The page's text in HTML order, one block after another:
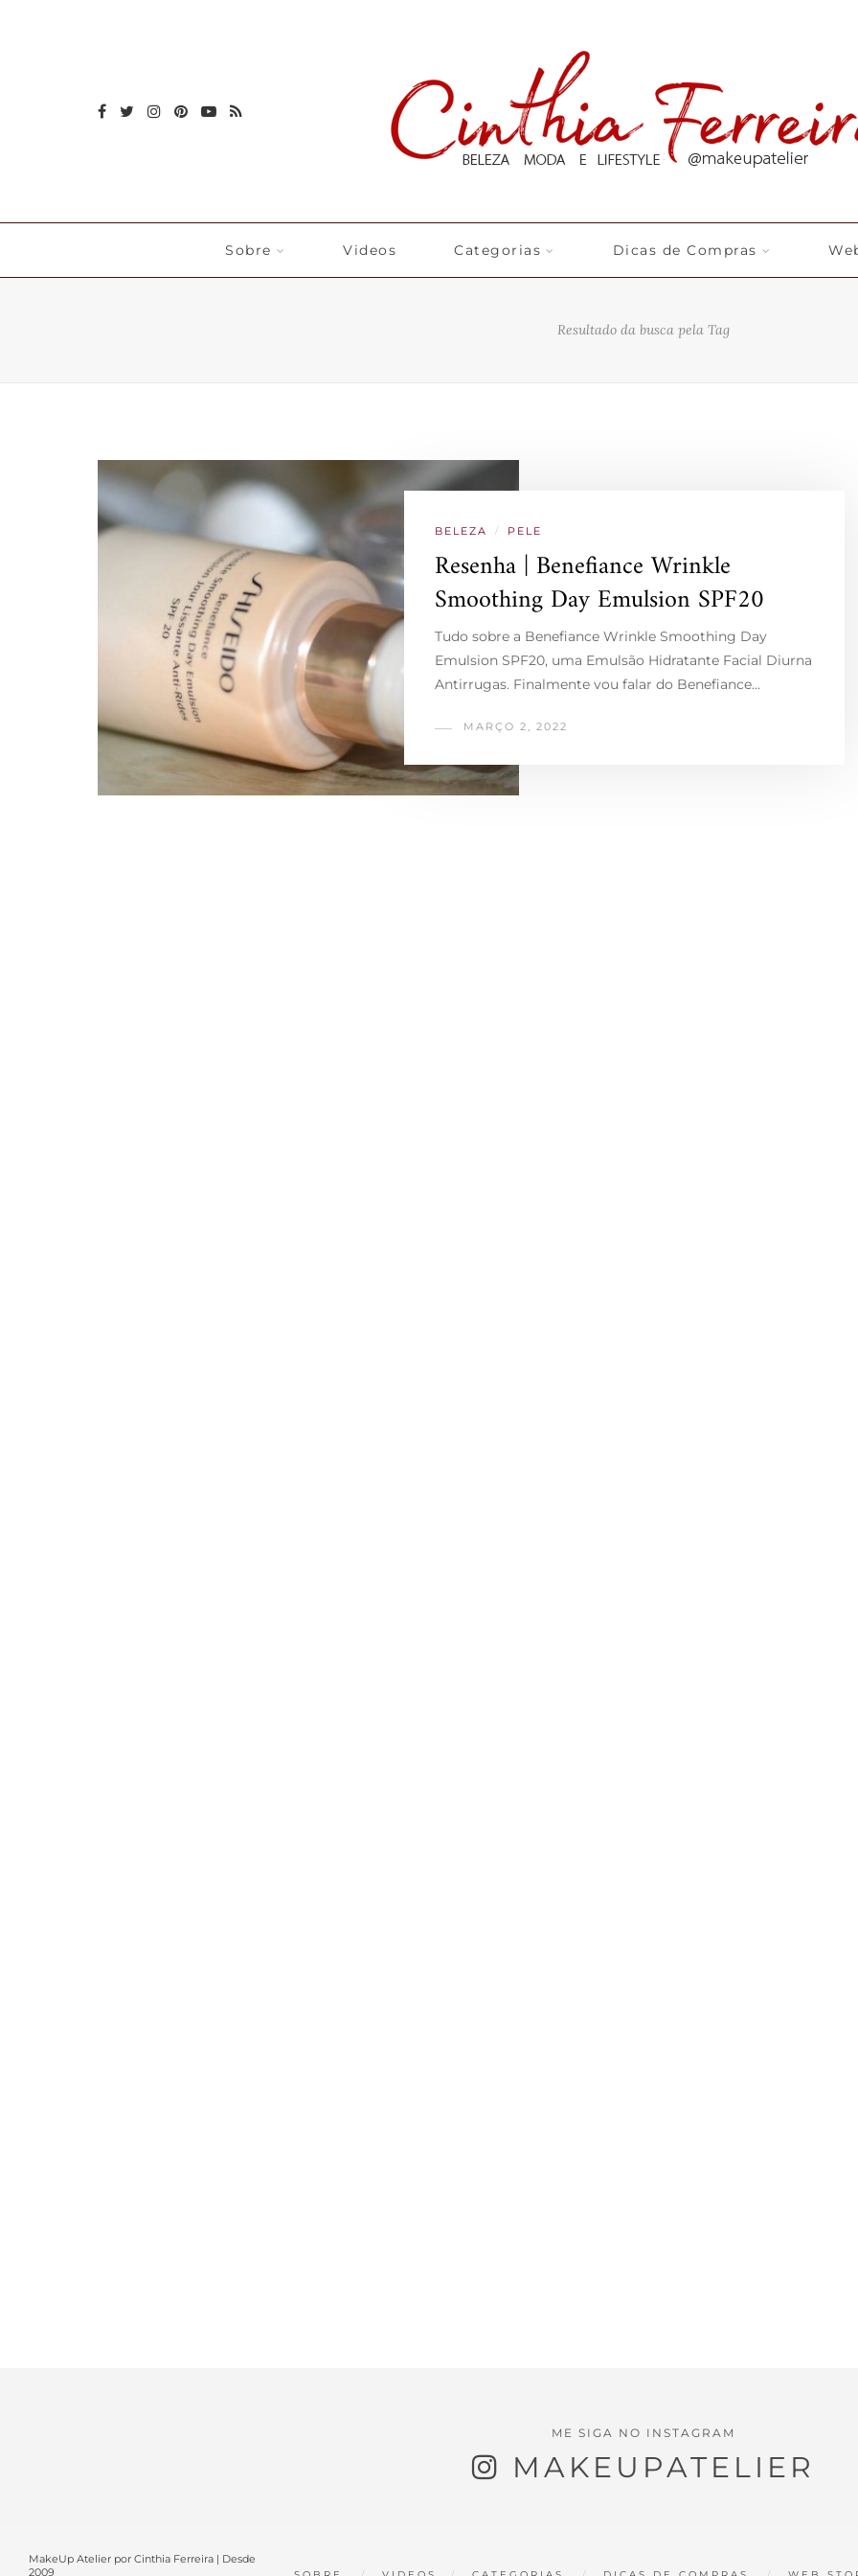
Sobre Videos Categorias Dicas de Compras
Resultado da busca pela Tag
BELEZA / PELE
Resenha | Benefiance Wrinkle
Smoothing Day Emulsion SPF20
Tudo sobre a Benefiance Wrinkle Smoothing Day
Emulsion SPF20, uma Emulsão Hidratante Facial Diurna
Antirrugas. Finalmente vou falar do Benefiance…
MARÇO 2, 2022
ME SIGA NO INSTAGRAM
MAKEUPATELIER
MakeUp Atelier por Cinthia Ferreira | Desde
2009